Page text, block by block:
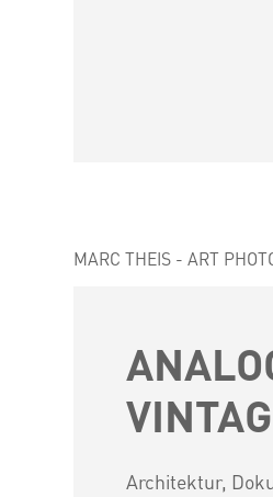
MARC THEIS - ART
Architektur,